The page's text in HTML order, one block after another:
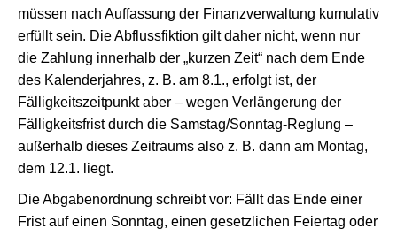
müssen nach Auffassung der Finanzverwaltung kumulativ
erfüllt sein. Die Abflussfiktion gilt daher nicht, wenn nur
die Zahlung innerhalb der „kurzen Zeit“ nach dem Ende
des Kalenderjahres, z. B. am 8.1., erfolgt ist, der
Fälligkeitszeitpunkt aber – wegen Verlängerung der
Fälligkeitsfrist durch die Samstag/Sonntag-Reglung –
außerhalb dieses Zeitraums also z. B. dann am Montag,
dem 12.1. liegt.
Die Abgabenordnung schreibt vor: Fällt das Ende einer
Frist auf einen Sonntag, einen gesetzlichen Feiertag oder